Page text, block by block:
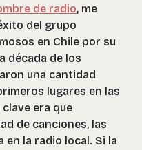
de radio, me
del grupo
en Chile por su
década de los
una cantidad
lugares en las
era que
de canciones, las
en la radio local. Si la